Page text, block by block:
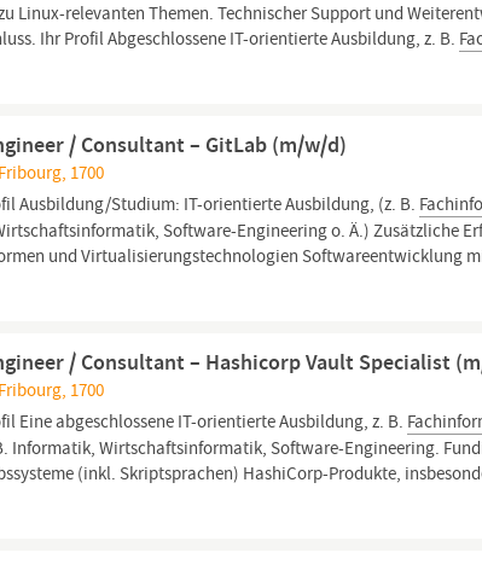
Linux-relevanten Themen. Technischer Support und
Ihr Profil Abgeschlossene IT-orientierte Ausbildung, z. B.
/ Consultant – GitLab (m/w/d)
Fribourg, 1700
Ausbildung/Studium: IT-orientierte Ausbildung, (z. B.
Software-Engineering o. Ä.) Zusätzliche
und Virtualisierungstechnologien Softwareentwicklung
/ Consultant – Hashicorp Vault Specialist
Fribourg, 1700
Eine abgeschlossene IT-orientierte Ausbildung, z. B.
Informatik, Wirtschaftsinformatik, Software-Engineering.
(inkl. Skriptsprachen) HashiCorp-Produkte,